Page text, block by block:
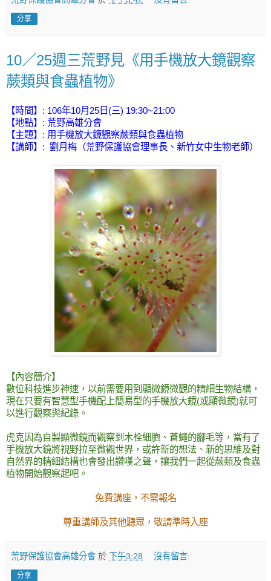
分享
10／25週三荒野見《用手機放大鏡觀察
蕨類與食蟲植物》
【時間】: 106年10月25日(三) 19:30~21:00
【地點】: 荒野高雄分會
【主題】: 用手機放大鏡觀察蕨類與食蟲植物
【講師】: 劉月梅（荒野保護協會理事長、新竹女中生物老師）
【內容簡介】
數位科技進步神速，以前需要用到顯微鏡微觀的精細生物結構，
現在只要有智慧型手機配上簡易型的手機放大鏡(或顯微鏡)就可
以進行觀察與紀錄。
虎克因為自製顯微鏡而觀察到木栓細胞、蒼蠅的腳毛等，當有了
手機放大鏡將視野拉至微觀世界，或許新的想法、新的思維及對
自然界的精細結構也會發出讚嘆之聲，讓我們一起從蕨類及食蟲
植物開始觀察起吧。
免費講座，不需報名
尊重講師及其他聽眾，敬請準時入座
荒野保護協會高雄分會 於 下午3:28 沒有留言:
分享